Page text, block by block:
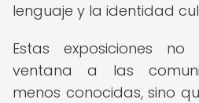
lenguaje y la identidad
Estas exposiciones
ventana a las
menos conocidas, sino